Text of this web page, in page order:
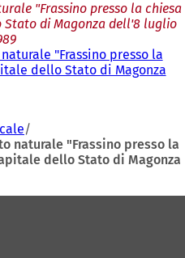
"Frassino presso la chiesa
di Magonza dell'8 luglio
"Frassino presso la
dello Stato di Magonza
naturale "Frassino presso la
dello Stato di Magonza